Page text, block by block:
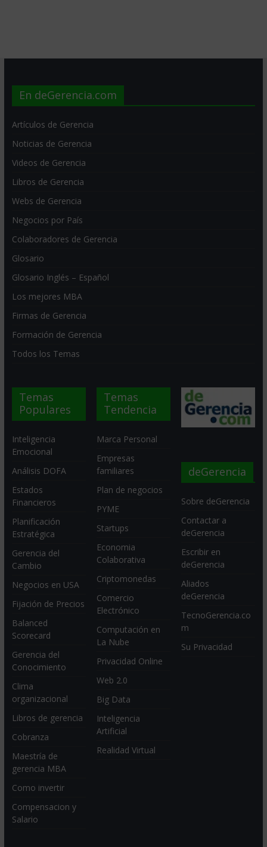
En deGerencia.com
Artículos de Gerencia
Noticias de Gerencia
Videos de Gerencia
Libros de Gerencia
Webs de Gerencia
Negocios por País
Colaboradores de Gerencia
Glosario
Glosario Inglés – Español
Los mejores MBA
Firmas de Gerencia
Formación de Gerencia
Todos los Temas
Temas
Populares
Inteligencia
Emocional
Análisis DOFA
Estados
Financieros
Planificación
Estratégica
Gerencia del
Cambio
Negocios en USA
Fijación de Precios
Balanced
Scorecard
Gerencia del
Conocimiento
Clima
organizacional
Libros de gerencia
Cobranza
Maestría de
gerencia MBA
Como invertir
Compensacion y
Salario
Temas
Tendencia
Marca Personal
Empresas
familiares
Plan de negocios
PYME
Startups
Economia
Colaborativa
Criptomonedas
Comercio
Electrónico
Computación en
La Nube
Privacidad Online
Web 2.0
Big Data
Inteligencia
Artificial
Realidad Virtual
deGerencia
Sobre deGerencia
Contactar a
deGerencia
Escribir en
deGerencia
Aliados
deGerencia
TecnoGerencia.co
m
Su Privacidad